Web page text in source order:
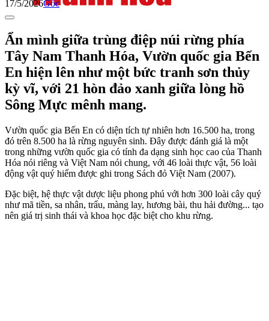
17/5/2026Gốc
Ẩn mình giữa trùng điệp núi rừng phía
Tây Nam Thanh Hóa, Vườn quốc gia Bến
En hiện lên như một bức tranh sơn thủy
kỳ vĩ, với 21 hòn đảo xanh giữa lòng hồ
Sông Mực mênh mang.
Vườn quốc gia Bến En có diện tích tự nhiên hơn 16.500 ha, trong
đó trên 8.500 ha là rừng nguyên sinh. Đây được đánh giá là một
trong những vườn quốc gia có tính đa dạng sinh học cao của Thanh
Hóa nói riêng và Việt Nam nói chung, với 46 loài thực vật, 56 loài
động vật quý hiếm được ghi trong Sách đỏ Việt Nam (2007).
Đặc biệt, hệ thực vật dược liệu phong phú với hơn 300 loài cây quý
như mã tiền, sa nhân, trẩu, màng lay, hương bài, thu hải đường... tạo
nên giá trị sinh thái và khoa học đặc biệt cho khu rừng.